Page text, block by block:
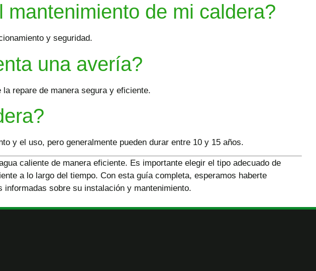
de mi caldera?
y seguridad.
una avería?
repare de manera segura y eficiente.
y el uso, pero generalmente pueden durar entre 10 y 15 años.
caliente de manera eficiente. Es importante elegir el tipo adecuado de
a lo largo del tiempo. Con esta guía completa, esperamos haberte
sobre su instalación y mantenimiento.